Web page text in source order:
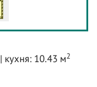
| кухня: 10.43 м2